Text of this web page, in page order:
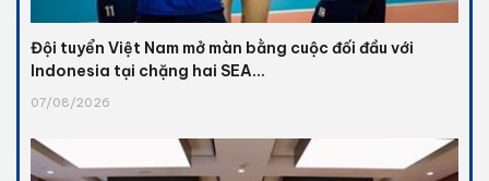
Đội tuyển Việt Nam mở màn bằng cuộc đối đầu với
Indonesia tại chặng hai SEA...
07/08/2026